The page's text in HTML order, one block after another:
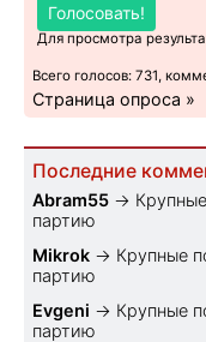
Голосовать!
Для просмотра
Всего голосов: 731,
Страница опроса »
Последние
Abram55 →
партию
Mikrok → Крупные
партию
Evgeni → Крупные
партию